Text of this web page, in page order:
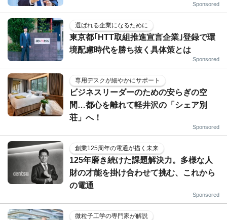
Sponsored
選ばれる企業になるために
東京都｢HTT取組推進宣言企業｣登録で環
境配慮時代を勝ち抜く具体策とは
Sponsored
専用デスクが細やかにサポート
ビジネスリーダーのための安らぎの空
間…都心を離れて軽井沢の「シェア別
荘」へ！
Sponsored
創業125周年の電通が描く未来
125年磨き続けた課題解決力。多様な人
財の才能を掛け合わせて挑む、これから
の電通
Sponsored
微粒子工学の専門家が解説